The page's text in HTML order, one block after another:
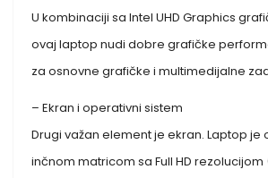
U kombinaciji sa Intel UHD Graphics
ovaj laptop nudi dobre grafičke
za osnovne grafičke i multimedijalne
– Ekran i operativni sistem
Drugi važan element je ekran. Laptop je
inčnom matricom sa Full HD rezolucijom